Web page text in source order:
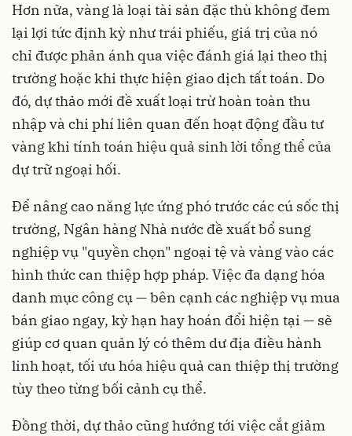
Hơn nữa, vàng là loại tài sản đặc thù không đem
lại lợi tức định kỳ như trái phiếu, giá trị của nó
chỉ được phản ánh qua việc đánh giá lại theo thị
trường hoặc khi thực hiện giao dịch tất toán. Do
đó, dự thảo mới đề xuất loại trừ hoàn toàn thu
nhập và chi phí liên quan đến hoạt động đầu tư
vàng khi tính toán hiệu quả sinh lời tổng thể của
dự trữ ngoại hối.
Để nâng cao năng lực ứng phó trước các cú sốc thị
trường, Ngân hàng Nhà nước đề xuất bổ sung
nghiệp vụ "quyền chọn" ngoại tệ và vàng vào các
hình thức can thiệp hợp pháp. Việc đa dạng hóa
danh mục công cụ — bên cạnh các nghiệp vụ mua
bán giao ngay, kỳ hạn hay hoán đổi hiện tại — sẽ
giúp cơ quan quản lý có thêm dư địa điều hành
linh hoạt, tối ưu hóa hiệu quả can thiệp thị trường
tùy theo từng bối cảnh cụ thể.
Đồng thời, dự thảo cũng hướng tới việc cắt giảm